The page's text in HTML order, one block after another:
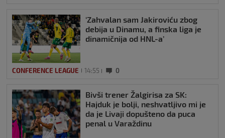
‘Zahvalan sam Jakiroviću zbog
debija u Dinamu, a finska liga je
dinamičnija od HNL-a’
CONFERENCE LEAGUE 14:55 0
Bivši trener Žalgirisa za SK:
Hajduk je bolji, neshvatljivo mi je
da je Livaji dopušteno da puca
penal u Varaždinu